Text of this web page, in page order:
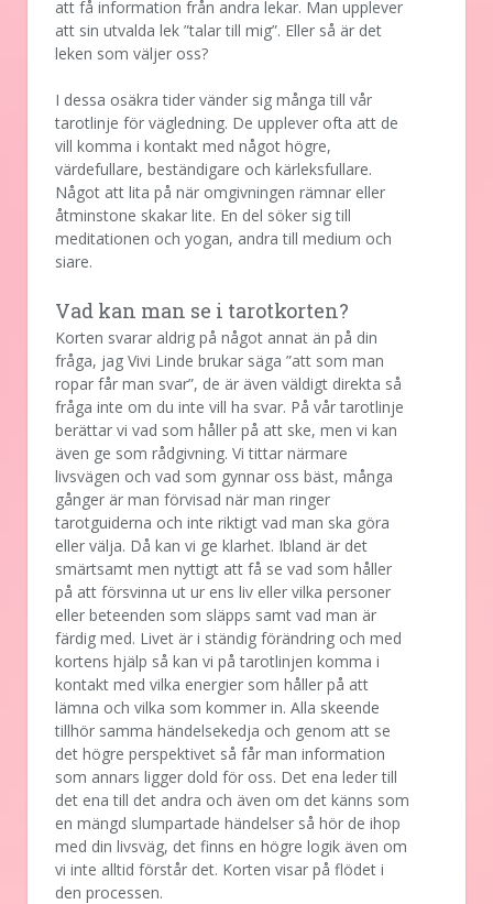
att få information från andra lekar. Man upplever
att sin utvalda lek ”talar till mig”. Eller så är det
leken som väljer oss?
I dessa osäkra tider vänder sig många till vår
tarotlinje för vägledning. De upplever ofta att de
vill komma i kontakt med något högre,
värdefullare, beständigare och kärleksfullare.
Något att lita på när omgivningen rämnar eller
åtminstone skakar lite. En del söker sig till
meditationen och yogan, andra till medium och
siare.
Vad kan man se i tarotkorten?
Korten svarar aldrig på något annat än på din
fråga, jag Vivi Linde brukar säga ”att som man
ropar får man svar”, de är även väldigt direkta så
fråga inte om du inte vill ha svar. På vår tarotlinje
berättar vi vad som håller på att ske, men vi kan
även ge som rådgivning. Vi tittar närmare
livsvägen och vad som gynnar oss bäst, många
gånger är man förvisad när man ringer
tarotguiderna och inte riktigt vad man ska göra
eller välja. Då kan vi ge klarhet. Ibland är det
smärtsamt men nyttigt att få se vad som håller
på att försvinna ut ur ens liv eller vilka personer
eller beteenden som släpps samt vad man är
färdig med. Livet är i ständig förändring och med
kortens hjälp så kan vi på tarotlinjen komma i
kontakt med vilka energier som håller på att
lämna och vilka som kommer in. Alla skeende
tillhör samma händelsekedja och genom att se
det högre perspektivet så får man information
som annars ligger dold för oss. Det ena leder till
det ena till det andra och även om det känns som
en mängd slumpartade händelser så hör de ihop
med din livsväg, det finns en högre logik även om
vi inte alltid förstår det. Korten visar på flödet i
den processen.